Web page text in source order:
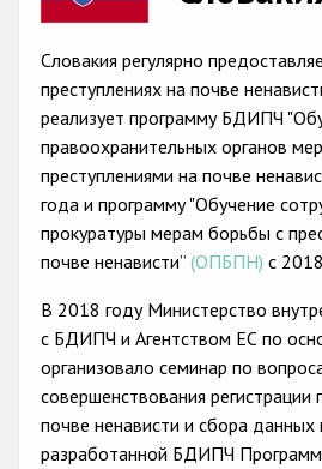
Anti-Roma hate
Anti-Semitic hate
Anti-Muslim hate
Anti-Christian hate
Other hate crime based on
Anti-LGBTI hate
Проекты
Словакия регулярно
преступлениях на почве
реализует программу БДИПЧ
правоохранительных органов
преступлениями на почве
года и программу "Обучение
прокуратуры мерам борьбы с
почве ненависти” (ОПБПН) с
В 2018 году Министерство
с БДИПЧ и Агентством ЕС по
организовало семинар по
совершенствования регистрации
почве ненависти и сбора данных
разработанной БДИПЧ